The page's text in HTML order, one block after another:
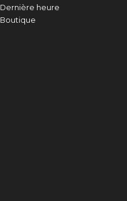
Dernière heure
Boutique